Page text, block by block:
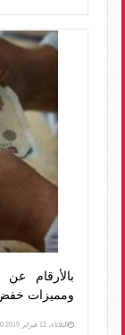
بالأرقام عن
ومميزات خفض
الثلاثاء، 12 فبراير 2019 02:00 م